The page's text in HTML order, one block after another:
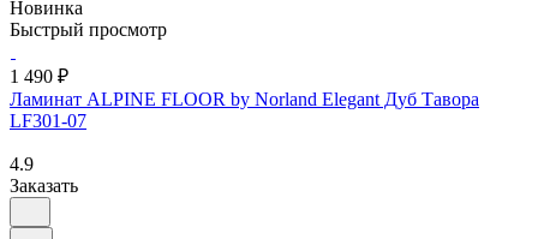
Новинка
Быстрый просмотр
1 490 ₽
Ламинат ALPINE FLOOR by Norland Elegant Дуб Тавора
LF301-07
4.9
Заказать